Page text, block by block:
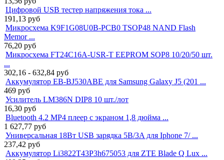
Цифровой USB тестер напряжения тока ...
191,13 руб
Микросхема K9F1G08U0B-PCB0 TSOP48 NAND Flash
Memor ...
76,20 руб
Микросхема FT24C16A-USR-T EEPROM SOP8 10/20/50 шт.
...
302,16 - 632,84 руб
Аккумулятор EB-BJ530ABE для Samsung Galaxy J5 (201 ...
469 руб
Усилитель LM386N DIP8 10 шт./лот
16,30 руб
Bluetooth 4.2 MP4 плеер с экраном 1,8 дюйма ...
1 627,77 руб
Универсальная 18Вт USB зарядка 5В/3A для Iphone 7/ ...
237,42 руб
Аккумулятор Li3822T43P3h675053 для ZTE Blade Q Lux ...